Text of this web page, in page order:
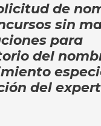
de
sin
para
del
del